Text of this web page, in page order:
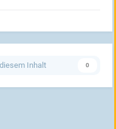
Inhalt 0